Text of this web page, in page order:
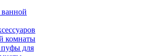
ванной
комнаты
пуфы для